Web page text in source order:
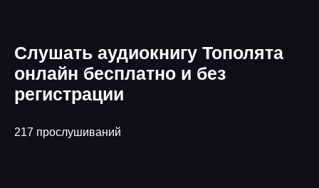
Слушать аудиокнигу Тополята
онлайн бесплатно и без
регистрации
217 прослушиваний